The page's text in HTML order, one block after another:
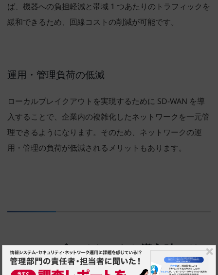
ば、機器への負担軽減と帯域 1 つあたりのトラフィックを
緩和できるため、回線コストの削減が可能です。
運用・管理負荷の低減
ローカルブレイクアウトを実現するために SD-WAN を導
入することで、企業内の複雑化したネットワークを一元管
理できるようになります。そのため、ネットワークの運
用・管理の負荷が低減されるメリットもあります。
ローカルブレイクアウト導入時のリ
スクと解決策